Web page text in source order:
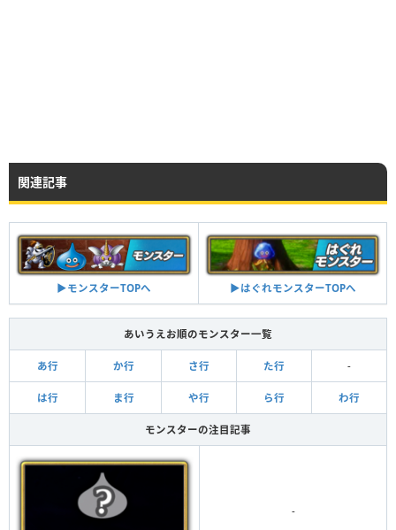
関連記事
▶︎モンスターTOPへ ▶︎はぐれモンスターTOPへ
あいうえお順のモンスター一覧
あ行 か行 さ行 た行 -
は行 ま行 や行 ら行 わ行
モンスターの注目記事
-